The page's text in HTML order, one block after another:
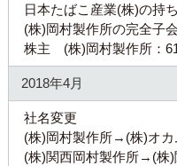
日本たばこ産業(株)の持
(株)岡村製作所の完全子
株主 (株)岡村製作所：
2018年4月
社名変更
(株)岡村製作所→(株)オカ
(株)関西岡村製作所→(株)